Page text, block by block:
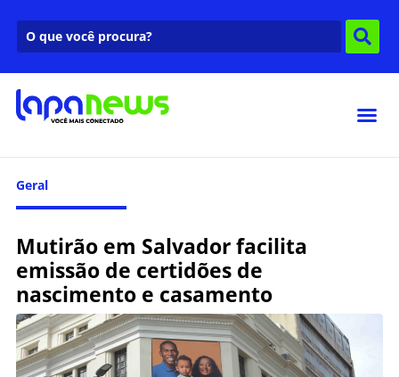
Geral
Mutirão em Salvador facilita
emissão de certidões de
nascimento e casamento